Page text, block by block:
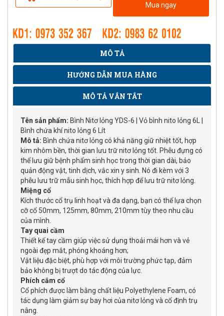
Mua ngay
MÔ TẢ
HƯỚNG DẪN MUA HÀNG
MÔ TẢ VẮN TẮT
Tên sản phẩm: Bình Nitơ lỏng YDS-6 | Vỏ bình nito lỏng 6L |
Bình chứa khí nito lỏng 6 Lít
Mô tả: Bình chứa nitơ lỏng có khả năng giữ nhiệt tốt, hợp
kim nhôm bền, thời gian lưu trữ nitơ lỏng tốt. Phễu đựng có
thể lưu giữ bệnh phẩm sinh học trong thời gian dài, bảo
quản động vật, tinh dịch, vắc xin y sinh. Nó đi kèm với 3
phễu lưu trữ mẫu sinh học, thích hợp để lưu trữ nitơ lỏng.
Miệng cổ
Kích thước cổ trụ linh hoạt và đa dạng, bạn có thể lựa chọn
cỡ cổ 50mm, 125mm, 80mm, 210mm tùy theo nhu cầu
của mình.
Tay quai cầm
Thiết kế tay cầm giúp việc sử dụng thoải mái hơn và vẻ
ngoài đẹp mắt, phóng khoáng hơn;
Vật liệu đặc biệt, phù hợp với môi trường phức tạp, đảm
bảo không bị trượt do tác động của lực.
Phích cắm cổ
Cổ phích được làm bằng chất liệu Polyethylene Foam, có
tác dụng làm giảm sự bay hơi của nitơ lỏng và cố định trụ
nâng.